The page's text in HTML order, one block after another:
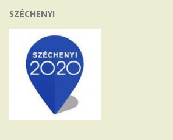
SZÉCHENYI